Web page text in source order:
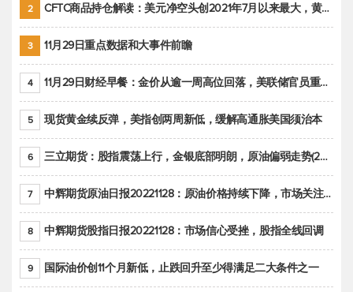
2 CFTC商品持仓解读：美元净空头创2021年7月以来最大，黄金期货投机性净多头头寸减少
3 11月29日重点数据和大事件前瞻
4 11月29日财经早餐：金价从逾一周高位回落，美联储官员重申鹰派立场推动美元回升
5 现货黄金续反弹，美指创两周新低，缓解高通胀美国须治本
6 三立期货：股指震荡上行，金银底部明朗，原油偏弱走势(20221128收评)
7 中辉期货原油日报20221128：原油价格持续下降，市场关注OPEC+新一轮产能政策
8 中辉期货股指日报20221128：市场信心受挫，股指全线回调
9 国际油价创11个月新低，止跌回升至少得满足二大条件之一